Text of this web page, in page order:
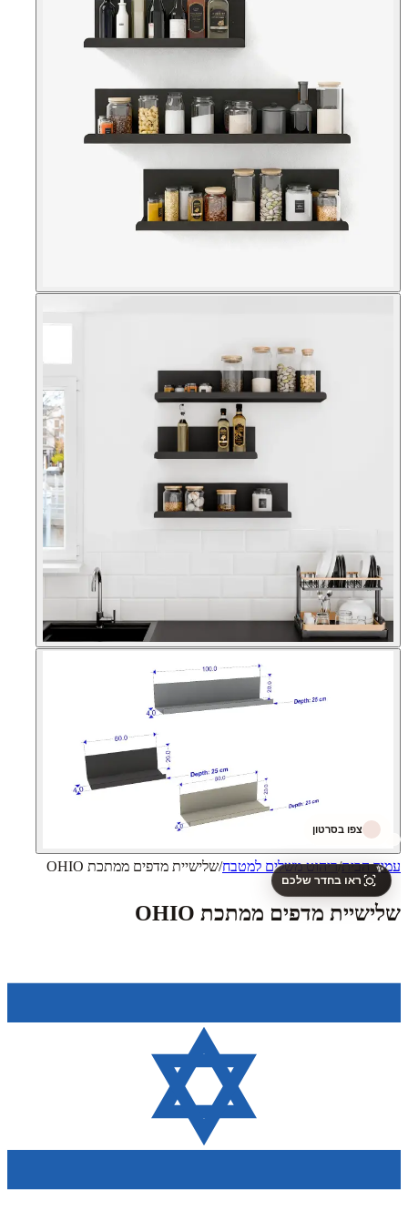
✨
ראו בחדר שלכם
צפו בסרטון
עמוד הבית/ריהוט משלים למטבח/שלישיית מדפים ממתכת OHIO
שלישיית מדפים ממתכת OHIO